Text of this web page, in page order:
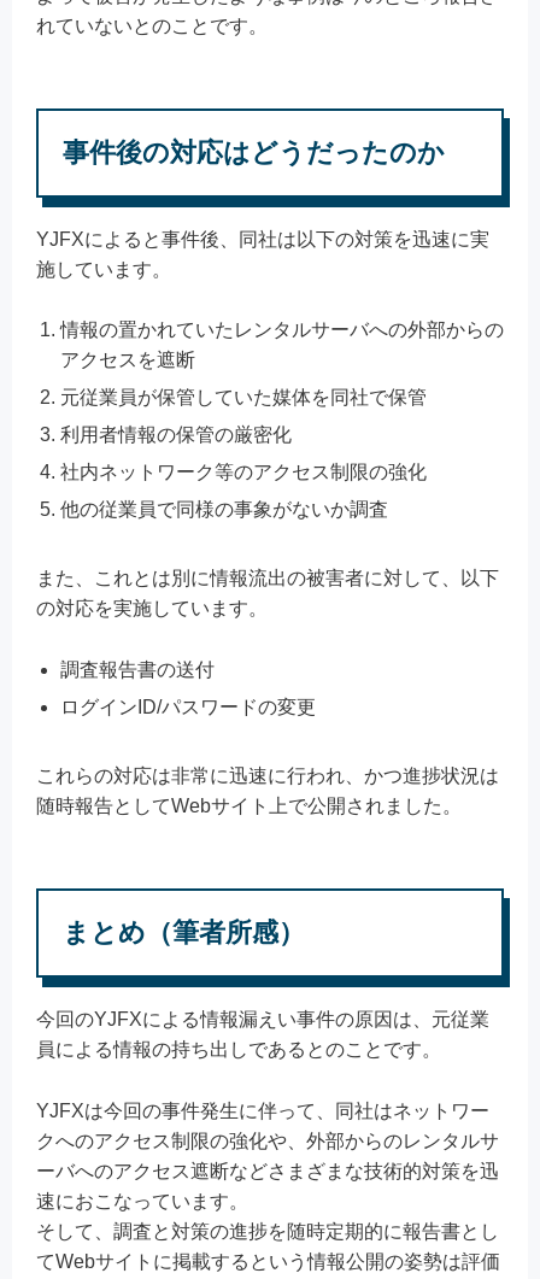
れていないとのことです。
事件後の対応はどうだったのか
YJFXによると事件後、同社は以下の対策を迅速に実
施しています。
情報の置かれていたレンタルサーバへの外部からの
アクセスを遮断
元従業員が保管していた媒体を同社で保管
利用者情報の保管の厳密化
社内ネットワーク等のアクセス制限の強化
他の従業員で同様の事象がないか調査
また、これとは別に情報流出の被害者に対して、以下
の対応を実施しています。
調査報告書の送付
ログインID/パスワードの変更
これらの対応は非常に迅速に行われ、かつ進捗状況は
随時報告としてWebサイト上で公開されました。
まとめ（筆者所感）
今回のYJFXによる情報漏えい事件の原因は、元従業
員による情報の持ち出しであるとのことです。
YJFXは今回の事件発生に伴って、同社はネットワー
クへのアクセス制限の強化や、外部からのレンタルサ
ーバへのアクセス遮断などさまざまな技術的対策を迅
速におこなっています。
そして、調査と対策の進捗を随時定期的に報告書とし
てWebサイトに掲載するという情報公開の姿勢は評価